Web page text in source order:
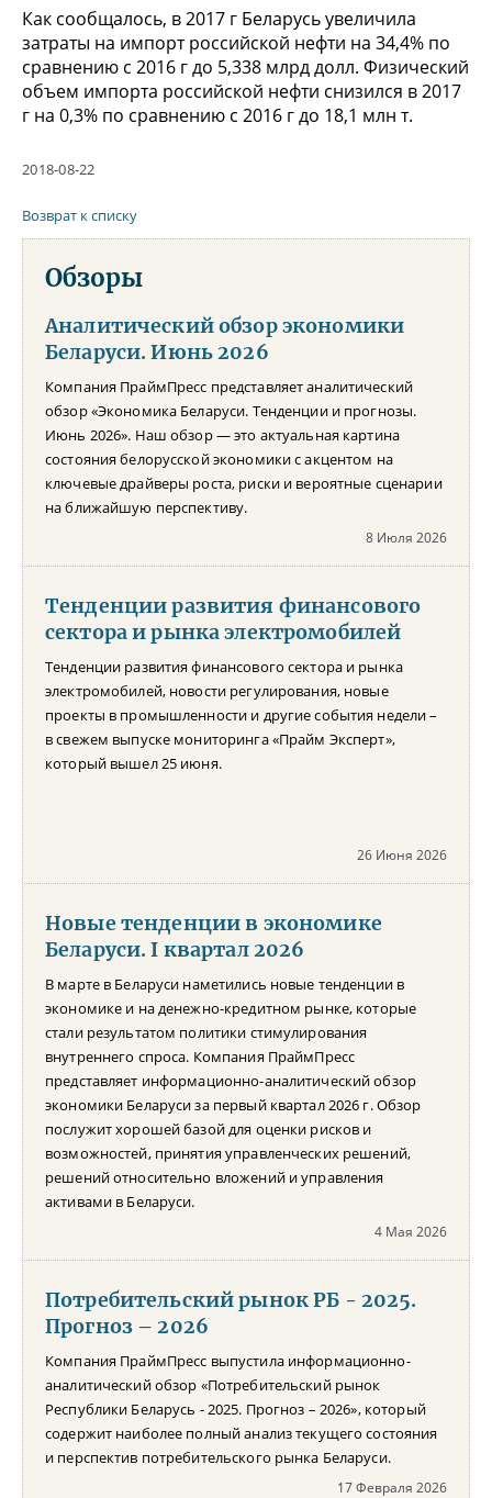
Как сообщалось, в 2017 г Беларусь увеличила
затраты на импорт российской нефти на 34,4% по
сравнению с 2016 г до 5,338 млрд долл. Физический
объем импорта российской нефти снизился в 2017
г на 0,3% по сравнению с 2016 г до 18,1 млн т.
2018-08-22
Возврат к списку
Обзоры
Аналитический обзор экономики
Беларуси. Июнь 2026
Компания ПраймПресс представляет аналитический
обзор «Экономика Беларуси. Тенденции и прогнозы.
Июнь 2026». Наш обзор — это актуальная картина
состояния белорусской экономики с акцентом на
ключевые драйверы роста, риски и вероятные сценарии
на ближайшую перспективу.
8 Июля 2026
Тенденции развития финансового
сектора и рынка электромобилей
Тенденции развития финансового сектора и рынка
электромобилей, новости регулирования, новые
проекты в промышленности и другие события недели –
в свежем выпуске мониторинга «Прайм Эксперт»,
который вышел 25 июня.
26 Июня 2026
Новые тенденции в экономике
Беларуси. I квартал 2026
В марте в Беларуси наметились новые тенденции в
экономике и на денежно-кредитном рынке, которые
стали результатом политики стимулирования
внутреннего спроса. Компания ПраймПресс
представляет информационно-аналитический обзор
экономики Беларуси за первый квартал 2026 г. Обзор
послужит хорошей базой для оценки рисков и
возможностей, принятия управленческих решений,
решений относительно вложений и управления
активами в Беларуси.
4 Мая 2026
Потребительский рынок РБ - 2025.
Прогноз – 2026
Компания ПраймПресс выпустила информационно-
аналитический обзор «Потребительский рынок
Республики Беларусь - 2025. Прогноз – 2026», который
содержит наиболее полный анализ текущего состояния
и перспектив потребительского рынка Беларуси.
17 Февраля 2026